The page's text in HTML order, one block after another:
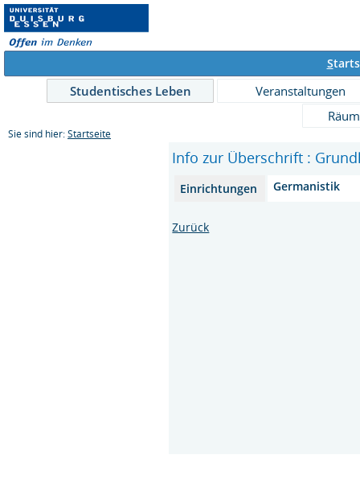
S
Studentisches Leben
Veranstaltungen
Sie sind hier: Startseite
Info zur Überschrift :
Einrichtungen Germanistik
Zurück